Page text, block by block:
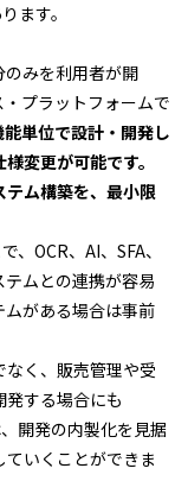
ます。
のみを利用者が開
プラットフォームで
能単位で設計・開発し
変更が可能です。
テム構築を、最小限
OCR、AI、SFA、
ムとの連携が容易
がある場合は事前
く、販売管理や受
する場合にも
開発の内製化を見据
いくことができま